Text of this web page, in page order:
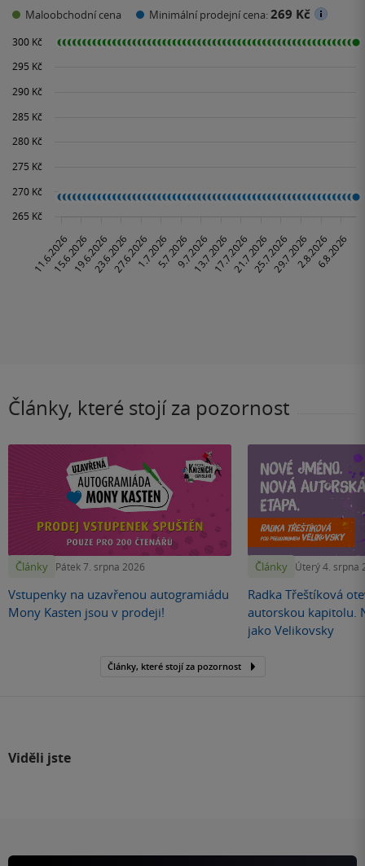
Maloobchodní cena Minimální prodejní cena:269 Kč
Články, které stojí za pozornost
Články Pátek 7. srpna 2026
Vstupenky na uzavřenou autogramiádu
Mony Kasten jsou v prodeji!
Články Úterý 4. srpna
Radka Třeštíková
autorskou kapitolu.
jako Velikovsky
Články, které stojí za pozornost
Viděli jste